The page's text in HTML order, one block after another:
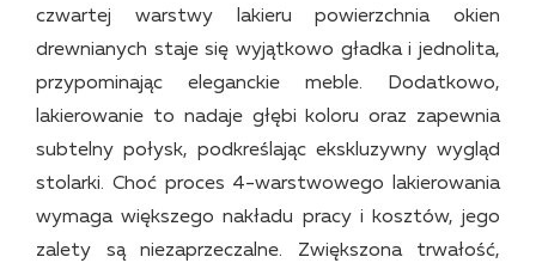
czwartej warstwy lakieru powierzchnia okien
drewnianych staje się wyjątkowo gładka i jednolita,
przypominając eleganckie meble. Dodatkowo,
lakierowanie to nadaje głębi koloru oraz zapewnia
subtelny połysk, podkreślając ekskluzywny wygląd
stolarki. Choć proces 4-warstwowego lakierowania
wymaga większego nakładu pracy i kosztów, jego
zalety są niezaprzeczalne. Zwiększona trwałość,